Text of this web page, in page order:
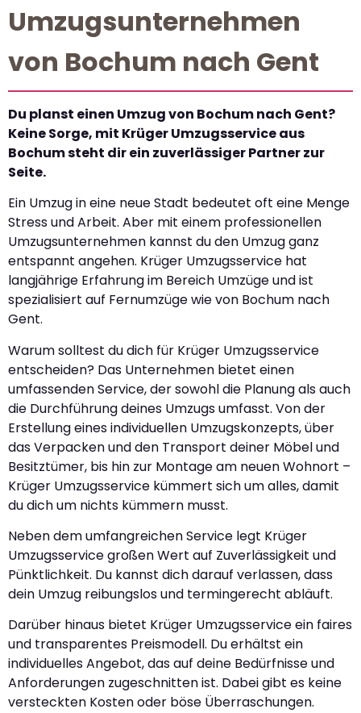
Umzugsunternehmen
von Bochum nach Gent
Du planst einen Umzug von Bochum nach Gent?
Keine Sorge, mit Krüger Umzugsservice aus
Bochum steht dir ein zuverlässiger Partner zur
Seite.
Ein Umzug in eine neue Stadt bedeutet oft eine Menge
Stress und Arbeit. Aber mit einem professionellen
Umzugsunternehmen kannst du den Umzug ganz
entspannt angehen. Krüger Umzugsservice hat
langjährige Erfahrung im Bereich Umzüge und ist
spezialisiert auf Fernumzüge wie von Bochum nach
Gent.
Warum solltest du dich für Krüger Umzugsservice
entscheiden? Das Unternehmen bietet einen
umfassenden Service, der sowohl die Planung als auch
die Durchführung deines Umzugs umfasst. Von der
Erstellung eines individuellen Umzugskonzepts, über
das Verpacken und den Transport deiner Möbel und
Besitztümer, bis hin zur Montage am neuen Wohnort –
Krüger Umzugsservice kümmert sich um alles, damit
du dich um nichts kümmern musst.
Neben dem umfangreichen Service legt Krüger
Umzugsservice großen Wert auf Zuverlässigkeit und
Pünktlichkeit. Du kannst dich darauf verlassen, dass
dein Umzug reibungslos und termingerecht abläuft.
Darüber hinaus bietet Krüger Umzugsservice ein faires
und transparentes Preismodell. Du erhältst ein
individuelles Angebot, das auf deine Bedürfnisse und
Anforderungen zugeschnitten ist. Dabei gibt es keine
versteckten Kosten oder böse Überraschungen.